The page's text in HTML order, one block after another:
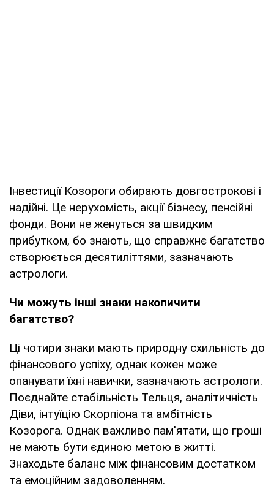
Інвестиції Козороги обирають довгострокові і
надійні. Це нерухомість, акції бізнесу, пенсійні
фонди. Вони не женуться за швидким
прибутком, бо знають, що справжнє багатство
створюється десятиліттями, зазначають
астрологи.
Чи можуть інші знаки накопичити
багатство?
Ці чотири знаки мають природну схильність до
фінансового успіху, однак кожен може
опанувати їхні навички, зазначають астрологи.
Поєднайте стабільність Тельця, аналітичність
Діви, інтуїцію Скорпіона та амбітність
Козорога. Однак важливо пам'ятати, що гроші
не мають бути єдиною метою в житті.
Знаходьте баланс між фінансовим достатком
та емоційним задоволенням.